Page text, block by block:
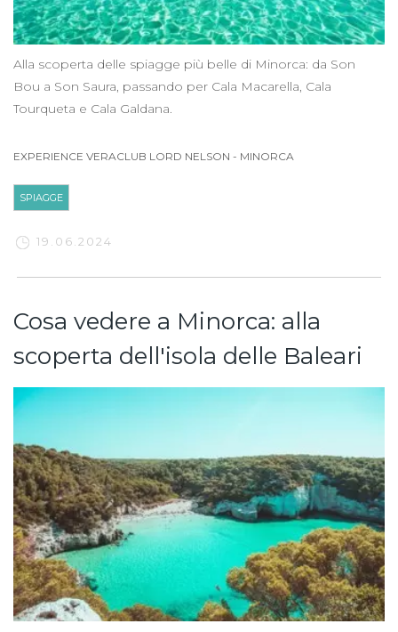
Alla scoperta delle spiagge più belle di Minorca: da Son
Bou a Son Saura, passando per Cala Macarella, Cala
Tourqueta e Cala Galdana.
EXPERIENCE VERACLUB LORD NELSON - MINORCA
SPIAGGE
19.06.2024
Cosa vedere a Minorca: alla
scoperta dell'isola delle Baleari